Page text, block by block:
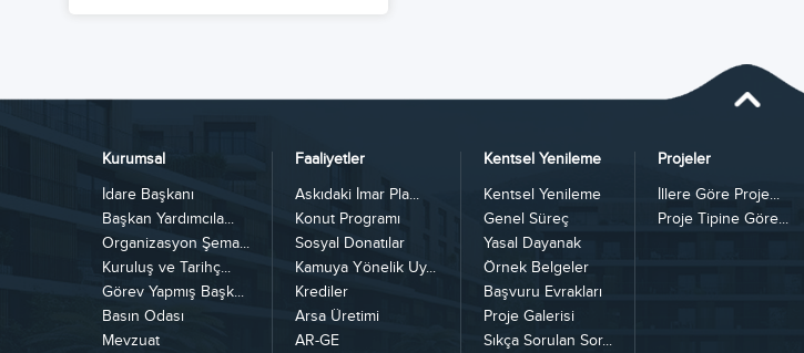
Kurumsal
İdare Başkanı
Başkan Yardımcıla...
Organizasyon Şema...
Kuruluş ve Tarihç...
Görev Yapmış Başk...
Basın Odası
Mevzuat
Faaliyetler
Askıdaki İmar Pla...
Konut Programı
Sosyal Donatılar
Kamuya Yönelik Uy...
Krediler
Arsa Üretimi
AR-GE
Kentsel Yenileme
Kentsel Yenileme
Genel Süreç
Yasal Dayanak
Örnek Belgeler
Başvuru Evrakları
Proje Galerisi
Sıkça Sorulan Sor...
Projeler
İllere Göre Proje...
Proje Tipine Göre...